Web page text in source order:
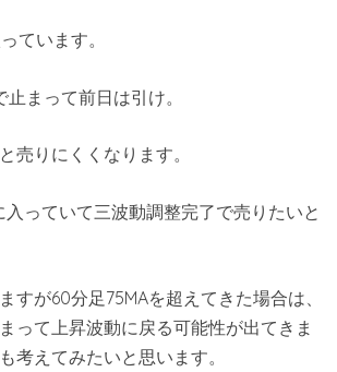
ています。
まって前日は引け。
売りにくくなります。
入っていて三波動調整完了で売りたいと
すが60分足75MAを超えてきた場合は、
って上昇波動に戻る可能性が出てきま
考えてみたいと思います。